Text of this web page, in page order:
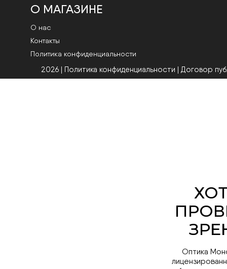
О МАГАЗИНЕ
О нас
Контакты
Политика конфиденциальности
2026 | Политика конфиденциальности Договор
Оптика